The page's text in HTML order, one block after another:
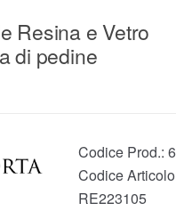
Resina e Vetro
di pedine
Codice Prod.:
Codice
RE223105